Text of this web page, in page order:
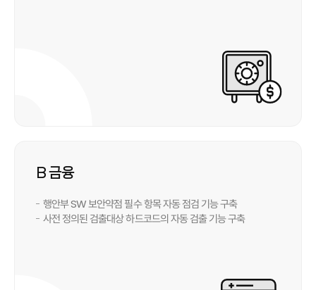
B 금융
행안부 SW 보안약점 필수 항목 자동 점검 기능 구축
사전 정의된 검출대상 하드코드의 자동 검출 기능 구축